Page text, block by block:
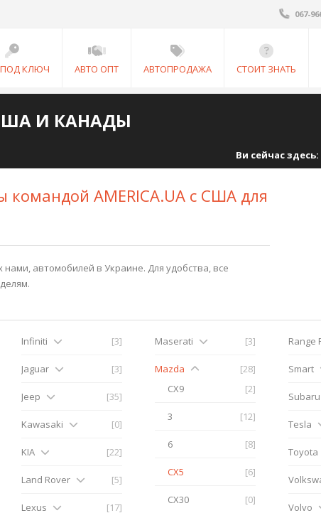
067-
КЛЮЧ АВТО ОПТ АВТОПРОДАЖА СТОИТ ЗНАТЬ
И КАНАДЫ
Ви сейчас здесь:
командой AMERICA.UA с США для
автомобилей в Украине. Для удобства, все
Infiniti [3]
Jaguar [3]
Jeep [35]
Kawasaki [0]
KIA [22]
Land Rover [5]
Lexus [17]
Maserati [3]
Mazda
[28]
CX9
[2]
3 [12]
6 [8]
CX5 [6]
CX30 [0]
Range
Smart
Subaru
Tesla
Toyota
Volvo